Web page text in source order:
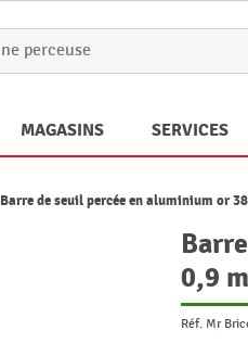
MAGASINS SERVICES
Barre de seuil percée en aluminium or
0,9
Réf. Mr